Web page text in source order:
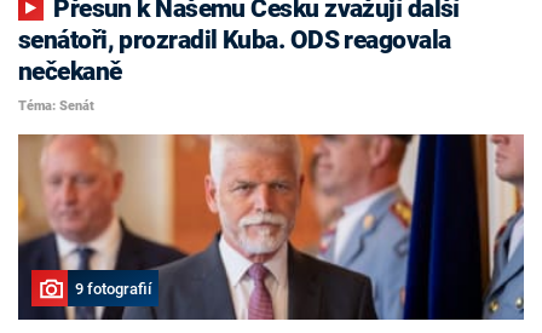
senátoři, prozradil Kuba. ODS reagovala
nečekaně
Téma: Senát
9 fotografií